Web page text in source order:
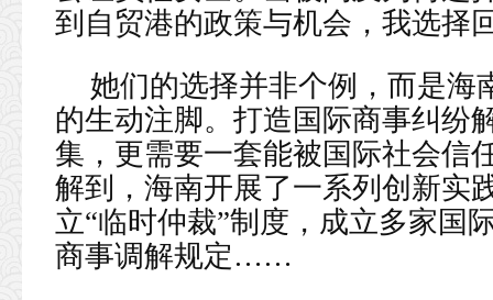
到自贸港的政策与机会，我选择
她们的选择并非个例，而是海
的生动注脚。打造国际商事纠纷
集，更需要一套能被国际社会信
解到，海南开展了一系列创新实
立“临时仲裁”制度，成立多家国
商事调解规定……